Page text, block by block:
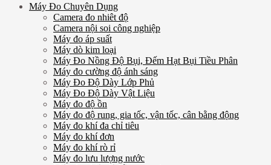
Máy Đo Chuyên Dụng
Camera đo nhiêt độ
Camera nội soi công nghiệp
Máy đo áp suất
Máy dò kim loại
Máy Đo Nồng Độ Bụi, Đếm Hạt Bụi Tiều Phân
Máy đo cường độ ánh sáng
Máy Đo Độ Dày Lớp Phủ
Máy Đo Độ Dày Vật Liệu
Máy đo độ ồn
Máy đo độ rung, gia tốc, vận tốc, cân bằng động
Máy đo khí đa chỉ tiêu
Máy đo khí đơn
Máy đo khí rò rỉ
Máy đo lưu lượng nước